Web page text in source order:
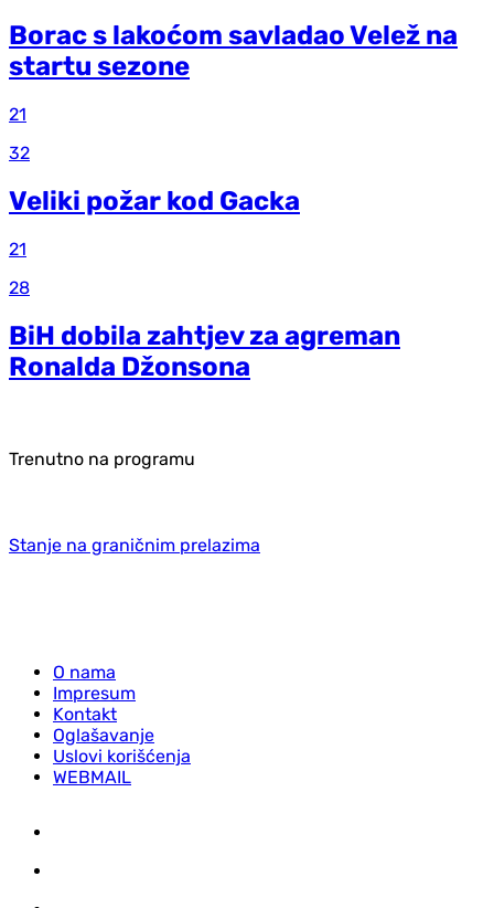
Borac s lakoćom savladao Velež na
startu sezone
21
32
Veliki požar kod Gacka
21
28
BiH dobila zahtjev za agreman
Ronalda Džonsona
Trenutno na programu
Stanje na graničnim prelazima
O nama
Impresum
Kontakt
Oglašavanje
Uslovi korišćenja
WEBMAIL